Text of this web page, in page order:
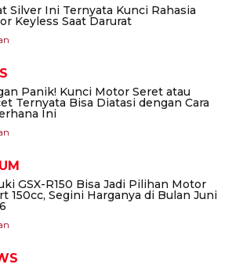
Silver Ini Ternyata Kunci Rahasia
Keyless Saat Darurat
Panik! Kunci Motor Seret atau
Ternyata Bisa Diatasi dengan Cara
Ini
GSX-R150 Bisa Jadi Pilihan Motor
150cc, Segini Harganya di Bulan Juni